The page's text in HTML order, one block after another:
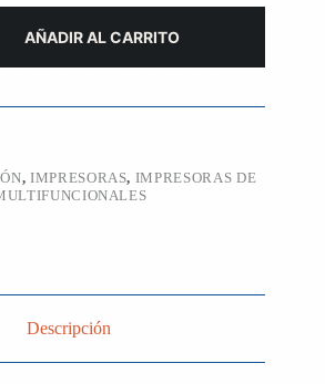
AÑADIR AL CARRITO
, IMPRESORAS, IMPRESORAS DE
Descripción